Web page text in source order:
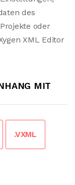
des
oder
XML Editor
MIT
.VXML